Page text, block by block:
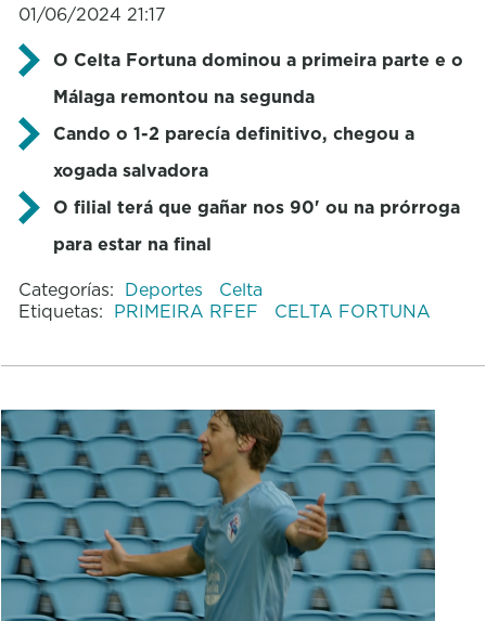
01/06/2024 21:17
O Celta Fortuna dominou a primeira parte e o
Málaga remontou na segunda
Cando o 1-2 parecía definitivo, chegou a
xogada salvadora
O filial terá que gañar nos 90' ou na prórroga
para estar na final
Categorías: Deportes
Celta
Etiquetas: PRIMEIRA RFEF CELTA FORTUNA